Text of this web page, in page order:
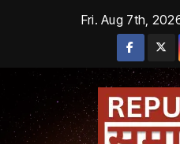
Fri. Aug 7th,